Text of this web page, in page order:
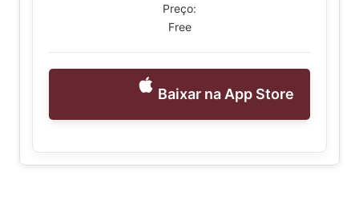
Preço:
Free
Baixar na App Store